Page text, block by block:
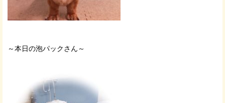
～本日の泡パックさん～